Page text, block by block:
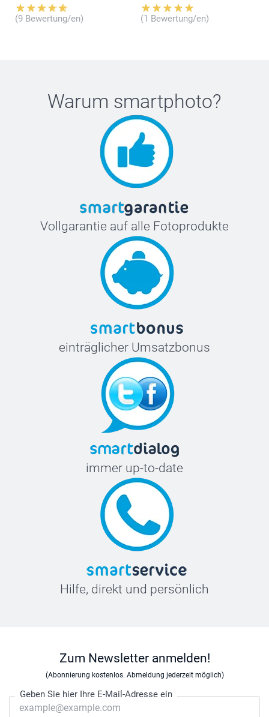
(9 Bewertung/en) (1 Bewertung/en)
Warum smartphoto?
Vollgarantie auf alle Fotoprodukte
einträglicher Umsatzbonus
immer up-to-date
Hilfe, direkt und persönlich
Zum Newsletter anmelden!
(Abonnierung kostenlos. Abmeldung jederzeit möglich)
Geben Sie hier Ihre E-Mail-Adresse ein